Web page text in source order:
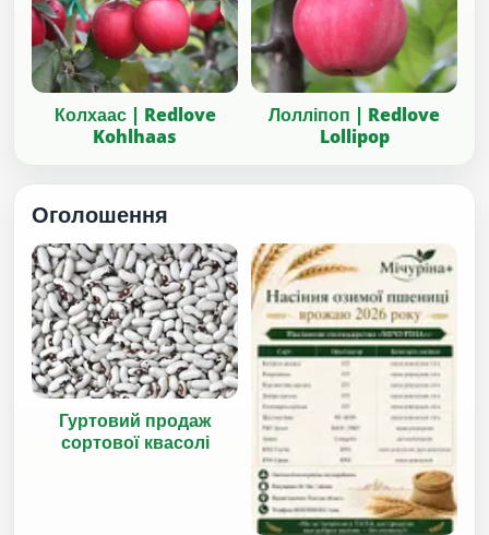
Колхаас | Redlove
Kohlhaas
Лолліпоп | Redlove
Lollipop
Оголошення
Гуртовий продаж
сортової квасолі